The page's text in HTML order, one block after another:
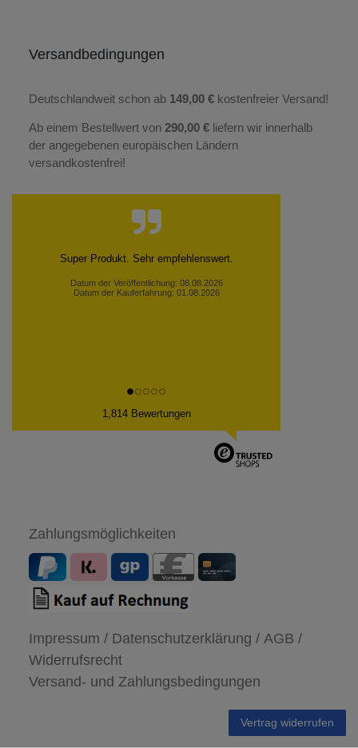
Versandbedingungen
Deutschlandweit schon ab 149,00 € kostenfreier Versand!
Ab einem Bestellwert von 290,00 € liefern wir innerhalb
der angegebenen europäischen Ländern
versandkostenfrei!
Super schnelle Lieferung, alles top. Vielen Dank!
Datum der Veröffentlichung: 01.08.2026
Datum der Kauferfahrung: 22.07.2026
1,814 Bewertungen
Zahlungsmöglichkeiten
Impressum / Datenschutzerklärung / AGB /
Widerrufsrecht
Versand- und Zahlungsbedingungen
Vertrag widerrufen